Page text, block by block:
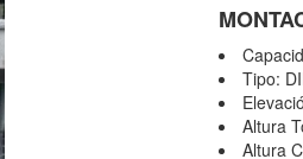
Tipo:
Altura
Altura